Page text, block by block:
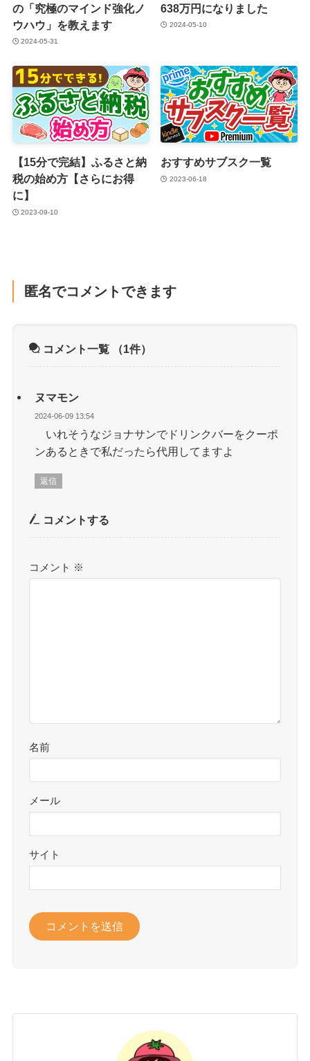
の「究極のマインド強化ノ
ウハウ」を教えます
2024-05-31
638万円になりました
2024-05-10
【15分で完結】ふるさと納
税の始め方【さらにお得
に】
2023-09-10
おすすめサブスク一覧
2023-06-18
匿名でコメントできます
コメント一覧 （1件）
ヌマモン
2024-06-09 13:54
いれそうなジョナサンでドリンクバーをクーポ
ンあるときで私だったら代用してますよ
返信
コメントする
コメント ※
名前
メール
サイト